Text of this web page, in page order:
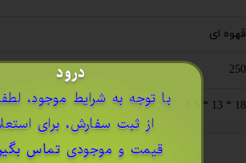
قهوه ای
250
18 * 13 * 3.5
درود
​با توجه به شرایط موجود،
از ثبت سفارش، برای
قیمت و موجودیتماس